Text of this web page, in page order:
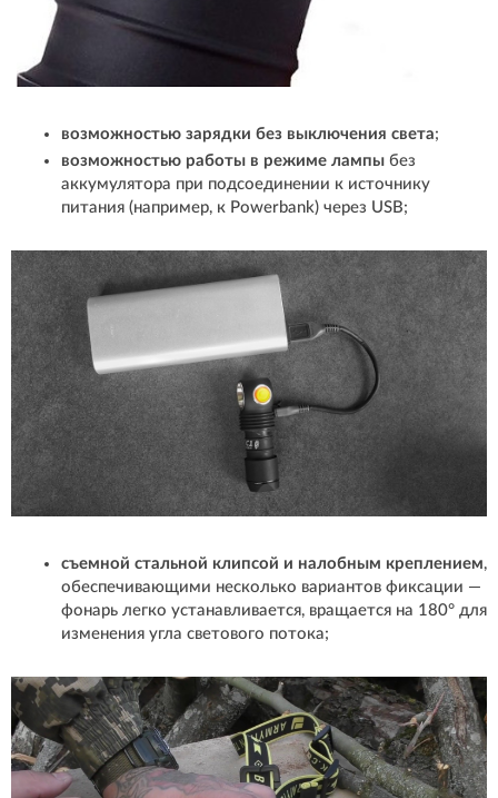
возможностью зарядки без выключения света;
возможностью работы в режиме лампы без
аккумулятора при подсоединении к источнику
питания (например, к Powerbank) через USB;
съемной стальной клипсой и налобным креплением,
обеспечивающими несколько вариантов фиксации —
фонарь легко устанавливается, вращается на 180° для
изменения угла светового потока;